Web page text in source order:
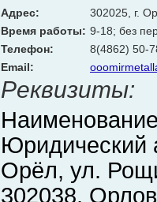
Адрес:
302025, г.
Время работы: 9-18; без
Телефон:
8(4862) 50-
Email:
Реквизиты:
Юридический
Орёл, ул.
302038,